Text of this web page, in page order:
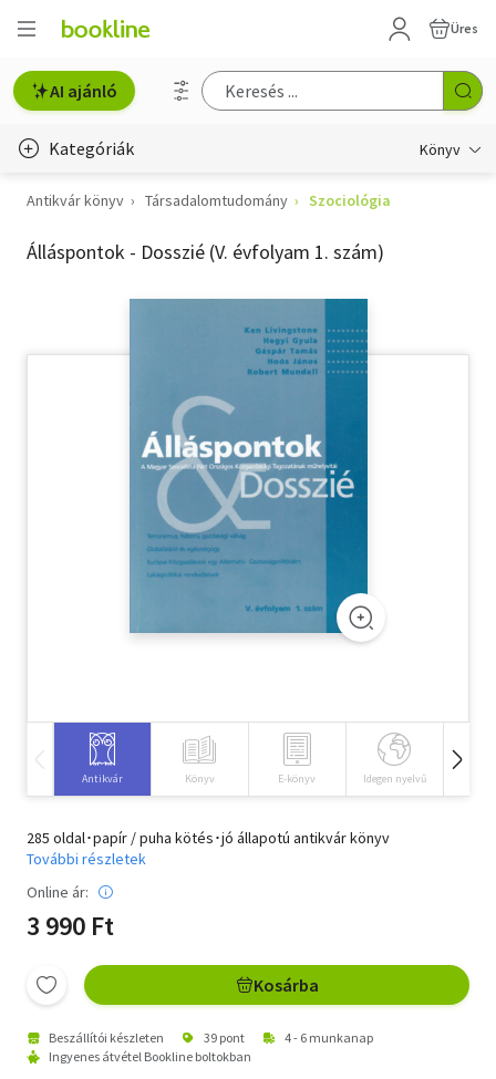
Üres
AI ajánló
Kategóriák Könyv
Életmód, egészség
Erotika
Gyermek- és ifjúsági
Szótár, nyelvkönyv
Tankönyv, segédkönyv
Társadalomtudomány
Történelem
Antikvár könyv Társadalomtudomány Szociológia
Álláspontok - Dosszié (V. évfolyam 1. szám)
Antikvár Könyv E-könyv Idegen nyelvű
285 oldal･papír / puha kötés･jó állapotú antikvár könyv
További részletek
Online ár:
3 990 Ft
Kosárba
Beszállítói készleten 39 pont
4 - 6 munkanap
Ingyenes átvétel Bookline boltokban